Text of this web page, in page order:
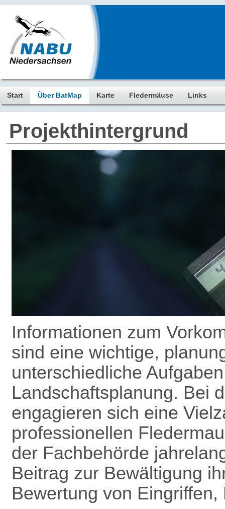
Start Über BatMap Karte Fledermäuse Links
Projekthintergrund
Informationen zum
sind eine wichtige,
unterschiedliche
Landschafts­planung. Bei
engagieren sich eine
professionellen
der Fachbehörde
Beitrag zur Bewältigung
Bewertung von